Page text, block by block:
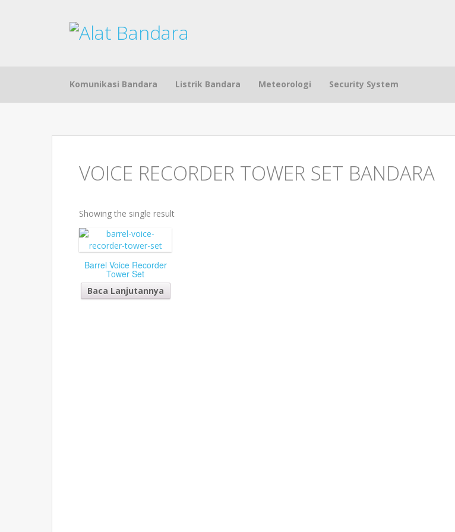
Skip to content
Komunikasi Bandara Listrik Bandara Meteorologi Security System
VOICE RECORDER TOWER SET BANDARA
Showing the single result
Barrel Voice Recorder
Tower Set
Baca Lanjutannya